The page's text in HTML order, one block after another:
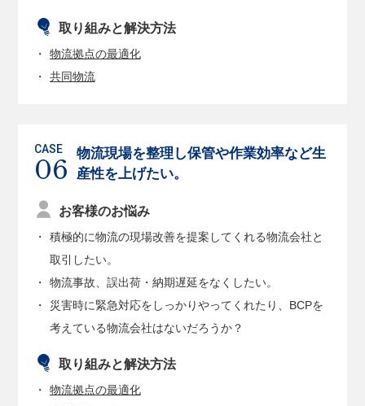
取り組みと解決方法
物流拠点の最適化
共同物流
物流現場を整理し保管や作業効率など生
産性を上げたい。
お客様のお悩み
積極的に物流の現場改善を提案してくれる物流会社と
取引したい。
物流事故、誤出荷・納期遅延をなくしたい。
災害時に緊急対応をしっかりやってくれたり、BCPを
考えている物流会社はないだろうか？
取り組みと解決方法
物流拠点の最適化